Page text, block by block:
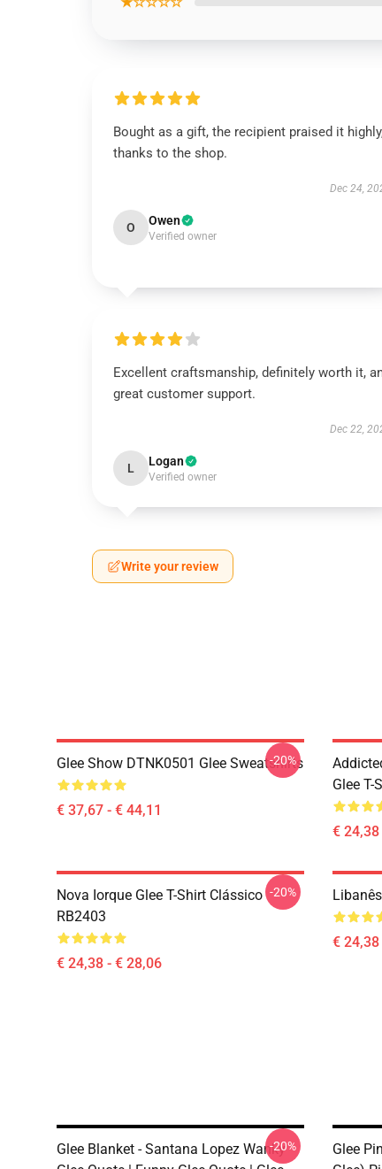
Bought as a gift, the recipient praised it
thanks to the shop.
Dec 24,
O Owen
Verified owner
Excellent craftsmanship, definitely worth it,
great customer support.
Dec 22,
L Logan
Verified owner
Write your review
Glee Show DTNK0501 Glee Sweatshirts
€ 37,67 - € 44,11
-20%
Glee T-
€
Nova Iorque Glee T-Shirt Clássico
RB2403
€ 24,38 - € 28,06
-20%
€
Glee Blanket - Santana Lopez Wanky
-20%
Glee